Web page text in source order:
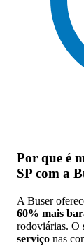
Por que é
SP com a
A Buser
60% mais
rodoviárias. O
serviço nas